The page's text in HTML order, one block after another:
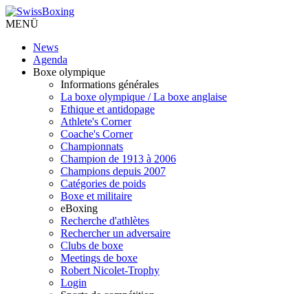
MENÜ
News
Agenda
Boxe olympique
Informations générales
La boxe olympique / La boxe anglaise
Ethique et antidopage
Athlete's Corner
Coache's Corner
Championnats
Champion de 1913 à 2006
Champions depuis 2007
Catégories de poids
Boxe et militaire
eBoxing
Recherche d'athlètes
Rechercher un adversaire
Clubs de boxe
Meetings de boxe
Robert Nicolet-Trophy
Login